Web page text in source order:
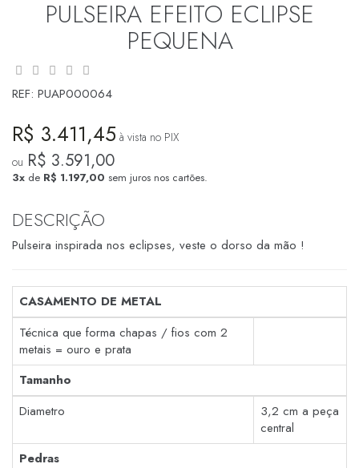
PULSEIRA EFEITO ECLIPSE
PEQUENA
REF: PUAP000064
R$ 3.411,45 à vista no PIX
ou R$ 3.591,00
3x de R$ 1.197,00 sem juros nos cartões.
DESCRIÇÃO
Pulseira inspirada nos eclipses, veste o dorso da mão !
CASAMENTO DE METAL
Técnica que forma chapas / fios com 2
metais = ouro e prata
Tamanho
Diametro
3,2 cm a peça
central
Pedras